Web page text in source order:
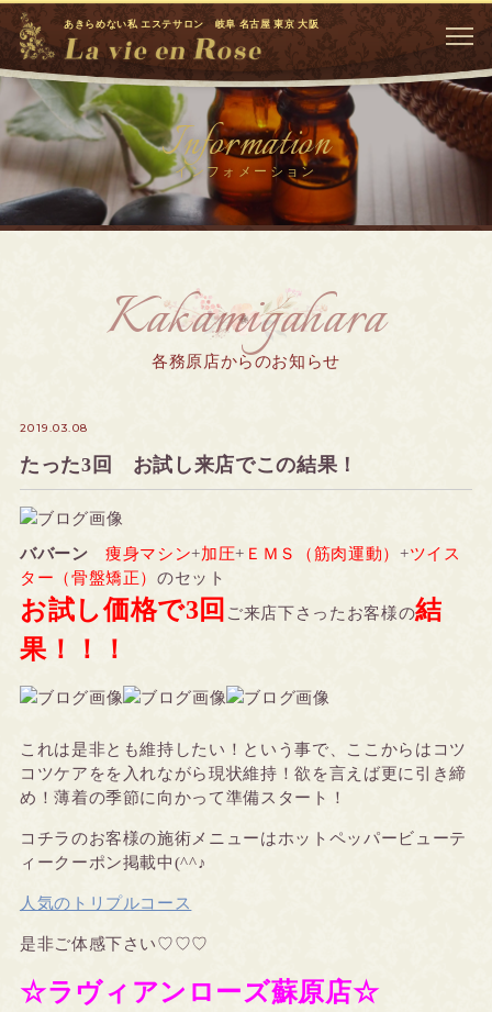
あきらめない私 エステサロン 岐阜 名古屋 東京 大阪
Information
インフォメーション
Kakamigahara
各務原店からのお知らせ
2019.03.08
たった3回 お試し来店でこの結果！
ババーン痩身マシン+加圧+ ＥＭＳ（筋肉運動） +ツイス
ター（骨盤矯正）のセット
お試し価格で3回 ご来店下さったお客様の結
果！！！
これは是非とも維持したい！という事で、ここからはコツ
コツケアをを入れながら現状維持！欲を言えば更に引き締
め！薄着の季節に向かって準備スタート！
コチラのお客様の施術メニューはホットペッパービューテ
ィークーポン掲載中(^^♪
人気のトリプルコース
是非ご体感下さい♡♡♡
☆ラヴィアンローズ蘇原店☆